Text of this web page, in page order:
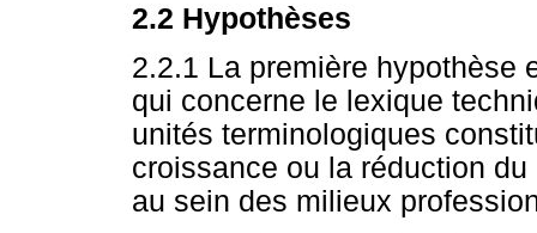
2.2 Hypothèses
2.2.1 La première hypothèse
qui concerne le lexique
unités terminologiques
croissance ou la réduction
au sein des milieux